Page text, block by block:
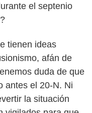
el septenio
tienen ideas
afán de
duda de que
antes el 20-N. Ni
la situación